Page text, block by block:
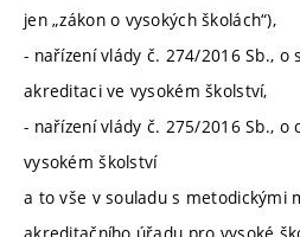
jen „zákon o vysokých školách“),
- nařízení vlády č. 274/2016 Sb., o
akreditaci ve vysokém školství,
- nařízení vlády č. 275/2016 Sb., o
vysokém školství
a to vše v souladu s metodickými